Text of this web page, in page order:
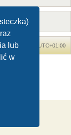
lub
w
Strefa czasowa UTC+01:00
Limited